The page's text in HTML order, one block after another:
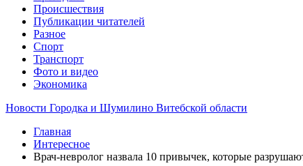
Происшествия
Публикации читателей
Разное
Спорт
Транспорт
Фото и видео
Экономика
Новости Городка и Шумилино Витебской области
Главная
Интересное
Врач-невролог назвала 10 привычек, которые